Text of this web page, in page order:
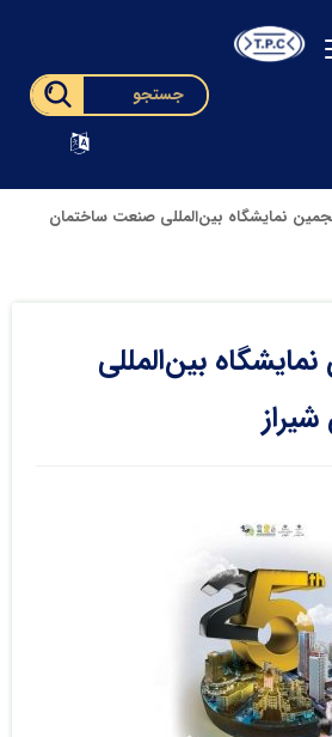
نمایشگاه بین‌المللی صنعت ساختمان
بین‌المللی